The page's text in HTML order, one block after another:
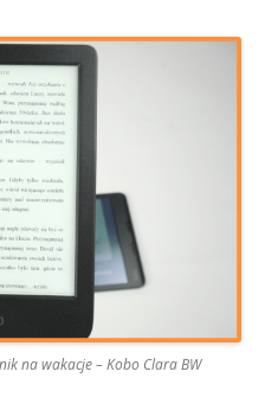
na wakacje – Kobo Clara BW